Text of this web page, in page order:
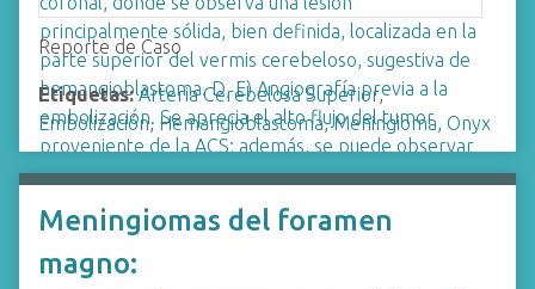
Reporte de Caso
Etiquetas: Arteria Cerebelosa Superior,
Embolización, Hemangioblastoma,Meningioma, Onyx
Meningiomas del foramen
magno: